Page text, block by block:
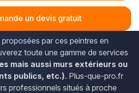
un devis gratuit
des peintres en bâtiment
sont sur plus-que-pro.fr.
par ces peintres en
toute une gamme de services
mais aussi murs extérieurs ou
publics, etc.). Plus-que-pro.fr
professionnels situés à proche